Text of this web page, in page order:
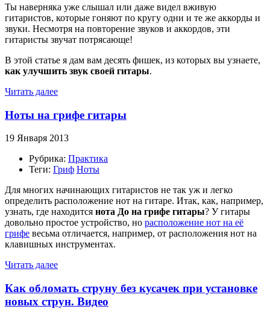
Ты наверняка уже слышал или даже видел вживую
гитаристов, которые гоняют по кругу одни и те же аккорды и
звуки. Несмотря на повторение звуков и аккордов, эти
гитаристы звучат потрясающе!
В этой статье я дам вам десять фишек, из которых вы узнаете,
как улучшить звук своей гитары.
Читать далее
Ноты на грифе гитары
19 Января 2013
Рубрика: Практика
Теги: Гриф Ноты
Для многих начинающих гитаристов не так уж и легко
определить расположение нот на гитаре. Итак, как, например,
узнать, где находится нота До на грифе гитары? У гитары
довольно простое устройство, но расположение нот на её
грифе весьма отличается, например, от расположения нот на
клавишных инструментах.
Читать далее
Как обломать струну без кусачек при установке
новых струн. Видео